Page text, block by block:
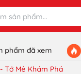
phẩm đã xem
Tớ Mê Khám Phá